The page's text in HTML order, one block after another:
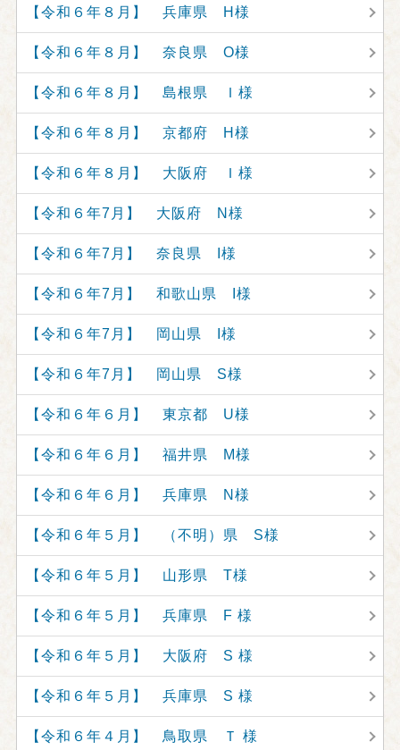
【令和６年８月】 兵庫県 H様
【令和６年８月】 奈良県 O様
【令和６年８月】 島根県 Ｉ様
【令和６年８月】 京都府 H様
【令和６年８月】 大阪府 Ｉ様
【令和６年7月】 大阪府 N様
【令和６年7月】 奈良県 I様
【令和６年7月】 和歌山県 I様
【令和６年7月】 岡山県 I様
【令和６年7月】 岡山県 S様
【令和６年６月】 東京都 U様
【令和６年６月】 福井県 M様
【令和６年６月】 兵庫県 N様
【令和６年５月】 （不明）県 S様
【令和６年５月】 山形県 T様
【令和６年５月】 兵庫県 F 様
【令和６年５月】 大阪府 S 様
【令和６年５月】 兵庫県 S 様
【令和６年４月】 鳥取県 Ｔ 様